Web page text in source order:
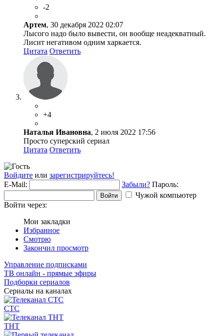
-2
Артем, 30 декабря 2022 02:07
Лысого надо было вывести, он вообще неадекватный.
Лисит негативом одним харкается.
Цитата Ответить
+4
Наталья Ивановна, 2 июля 2022 17:56
Просто суперский сериал
Цитата Ответить
Войдите или зарегистрируйтесь!
E-Mail:
Забыли? Пароль:
Войти
Чужой компьютер
Войти через:
Мои закладки
Избранное
Смотрю
Закончил просмотр
Управление подписками
ТВ онлайн - прямые эфиры
Подборки сериалов
Сериалы на каналах
СТС
ТНТ